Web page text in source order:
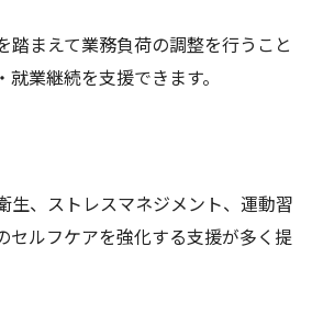
踏まえて業務負荷の調整を行うこと
業継続を支援できます。
生、ストレスマネジメント、運動習
セルフケアを強化する支援が多く提